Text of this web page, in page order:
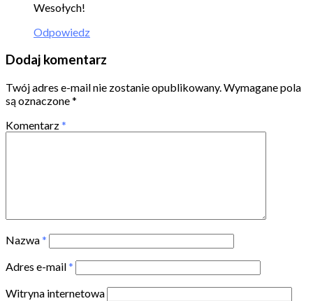
Wesołych!
Odpowiedz
Dodaj komentarz
Twój adres e-mail nie zostanie opublikowany. Wymagane pola
są oznaczone*
Komentarz*
Nazwa*
Adres e-mail*
Witryna internetowa